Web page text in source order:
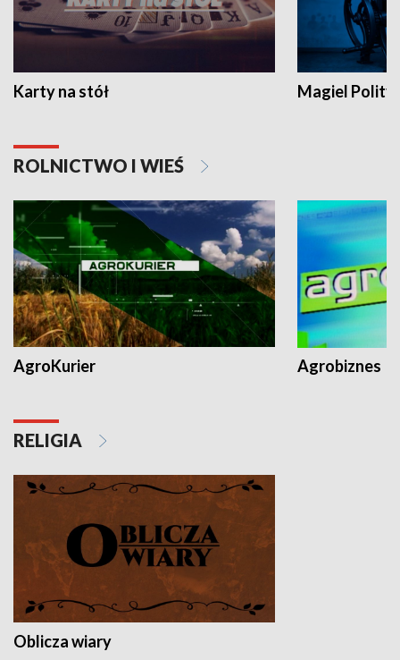
Karty na stół Magiel
ROLNICTWO I WIEŚ
AgroKurier Agrobiznes
RELIGIA
Oblicza wiary